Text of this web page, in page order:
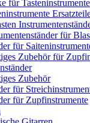
für Tasteninstrumente
für
für
Zubehör für
Zubehör
für
für Zupfinstrumente